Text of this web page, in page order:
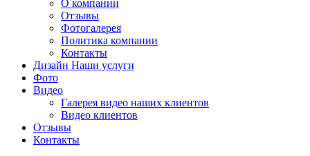
О компании
Отзывы
Фотогалерея
Политика компании
Контакты
Дизайн Наши услуги
Фото
Видео
Галерея видео наших клиентов
Видео клиентов
Отзывы
Контакты